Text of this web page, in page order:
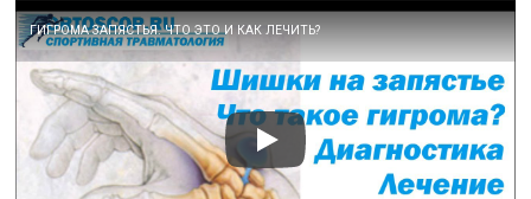
ГИГРОМА ЗАПЯСТЬЯ. ЧТО ЭТО И КАК ЛЕЧИТЬ?